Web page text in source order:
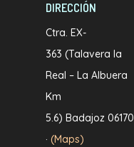
DIRECCIÓN
Ctra. EX-
363 (Talavera la
Real – La Albuera
Km
5.6) Badajoz 06170
·(Maps)